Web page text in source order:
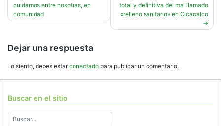
entradas
cuidamos entre nosotras, en
comunidad
total y definitiva del mal llamado
«relleno sanitario» en Cicacalco
Dejar una respuesta
Lo siento, debes estarconectado para publicar un comentario.
Buscar en el sitio